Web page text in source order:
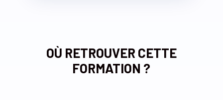
OÙ RETROUVER CETTE
FORMATION ?